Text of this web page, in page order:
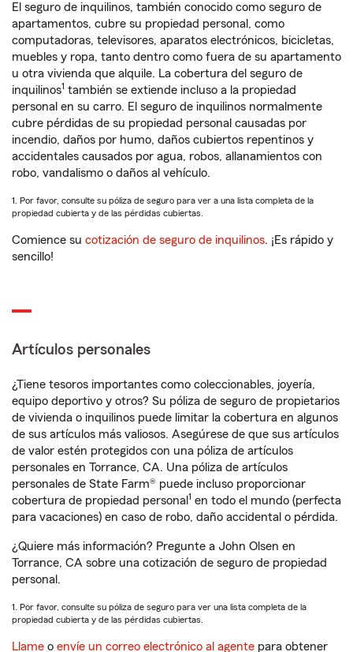
El seguro de inquilinos, también conocido como seguro de
apartamentos, cubre su propiedad personal, como
computadoras, televisores, aparatos electrónicos, bicicletas,
muebles y ropa, tanto dentro como fuera de su apartamento
u otra vivienda que alquile. La cobertura del seguro de
inquilinos1 también se extiende incluso a la propiedad
personal en su carro. El seguro de inquilinos normalmente
cubre pérdidas de su propiedad personal causadas por
incendio, daños por humo, daños cubiertos repentinos y
accidentales causados por agua, robos, allanamientos con
robo, vandalismo o daños al vehículo.
1. Por favor, consulte su póliza de seguro para ver a una lista completa de la
propiedad cubierta y de las pérdidas cubiertas.
Comience su cotización de seguro de inquilinos. ¡Es rápido y
sencillo!
Artículos personales
¿Tiene tesoros importantes como coleccionables, joyería,
equipo deportivo y otros? Su póliza de seguro de propietarios
de vivienda o inquilinos puede limitar la cobertura en algunos
de sus artículos más valiosos. Asegúrese de que sus artículos
de valor estén protegidos con una póliza de artículos
personales en Torrance, CA. Una póliza de artículos
personales de State Farm® puede incluso proporcionar
cobertura de propiedad personal 1 en todo el mundo (perfecta
para vacaciones) en caso de robo, daño accidental o pérdida.
¿Quiere más información? Pregunte a John Olsen en
Torrance, CA sobre una cotización de seguro de propiedad
personal.
1. Por favor, consulte su póliza de seguro para ver una lista completa de la
propiedad cubierta y de las pérdidas cubiertas.
Llame o envíe un correo electrónico al agente para obtener